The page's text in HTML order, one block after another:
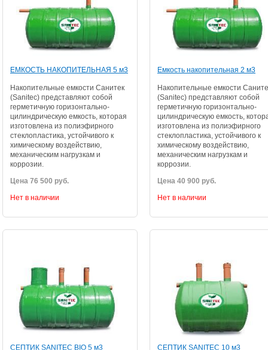
ЕМКОСТЬ НАКОПИТЕЛЬНАЯ 5 м3
Накопительные емкости Санитек
(Sanitec) представляют собой
герметичную горизонтально-
цилиндрическую емкость, которая
изготовлена из полиэфирного
стеклопластика, устойчивого к
химическому воздействию,
механическим нагрузкам и
коррозии.
Цена 76 500 руб.
Нет в наличии
Емкость накопительная 2 м3
Накопительные емкости
(Sanitec) представляют собой
герметичную горизонтально-
цилиндрическую емкость,
изготовлена из полиэфирного
стеклопластика, устойчивого к
химическому воздействию,
механическим нагрузкам и
коррозии.
Цена 40 900 руб.
Нет в наличии
СЕПТИК SANITEC BIO 5 м3 СЕПТИК SANITEC 10 м3